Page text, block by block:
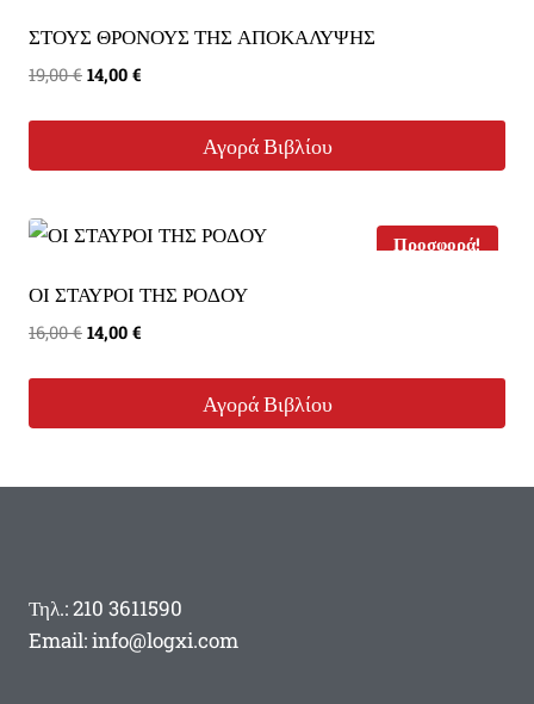
ΣΤΟΥΣ ΘΡΟΝΟΥΣ ΤΗΣ ΑΠΟΚΑΛΥΨΗΣ
19,00€ Original
14,00 €
Αγορά Βιβλίου
Προσφορά!
ΟΙ ΣΤΑΥΡΟΙ ΤΗΣ ΡΟΔΟΥ
16,00€ Original
was:
14,00 €
τιμή
Αγορά Βιβλίου
Τηλ.: 210 3611590
Email: info@logxi.com